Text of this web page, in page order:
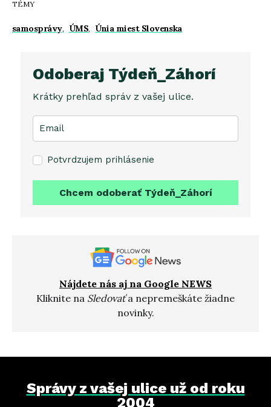
TÉMY
samosprávy, ÚMS, Únia miest Slovenska
Odoberaj Týdeň_Záhorí
Krátky prehľad správ z vašej ulice.
Potvrdzujem prihlásenie
Chcem odoberať Týdeň_Záhorí
Nájdete nás aj na Google NEWS
Kliknite na Sledovaťa nepremeškáte žiadne
novinky.
Správy z vašej ulice už od roku
2004